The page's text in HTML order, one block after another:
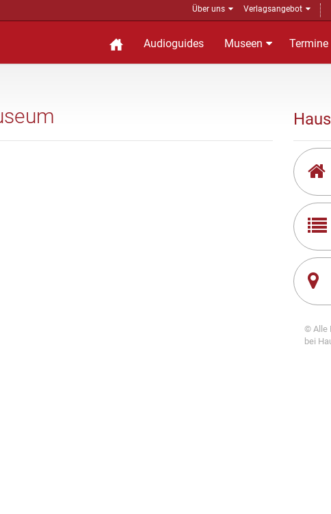
Über uns Verlagsangebot
Audioguides Museen Termine
© Alle
bei